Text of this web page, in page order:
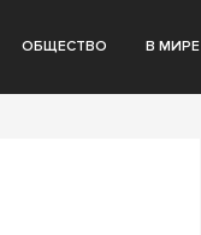
ОБЩЕСТВО В МИРЕ